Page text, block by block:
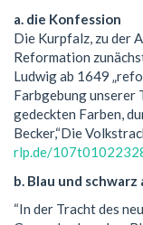
a. die Konfession
Die Kurpfalz, zu der
Reformation
Ludwig ab 1649
Farbgebung unserer
gedeckten Farben,
Becker,“Die
rlp.de/
b. Blau und
“In der Tracht des